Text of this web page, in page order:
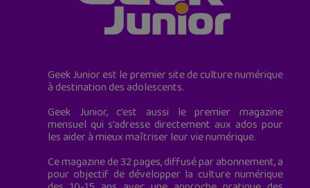
Geek Junior est le premier site de culture numérique
à destination des adolescents.
Geek Junior, c’est aussi le premier magazine
mensuel qui s’adresse directement aux ados pour
les aider à mieux maîtriser leur vie numérique.
Ce magazine de 32 pages, diffusé par abonnement, a
pour objectif de développer la culture numérique